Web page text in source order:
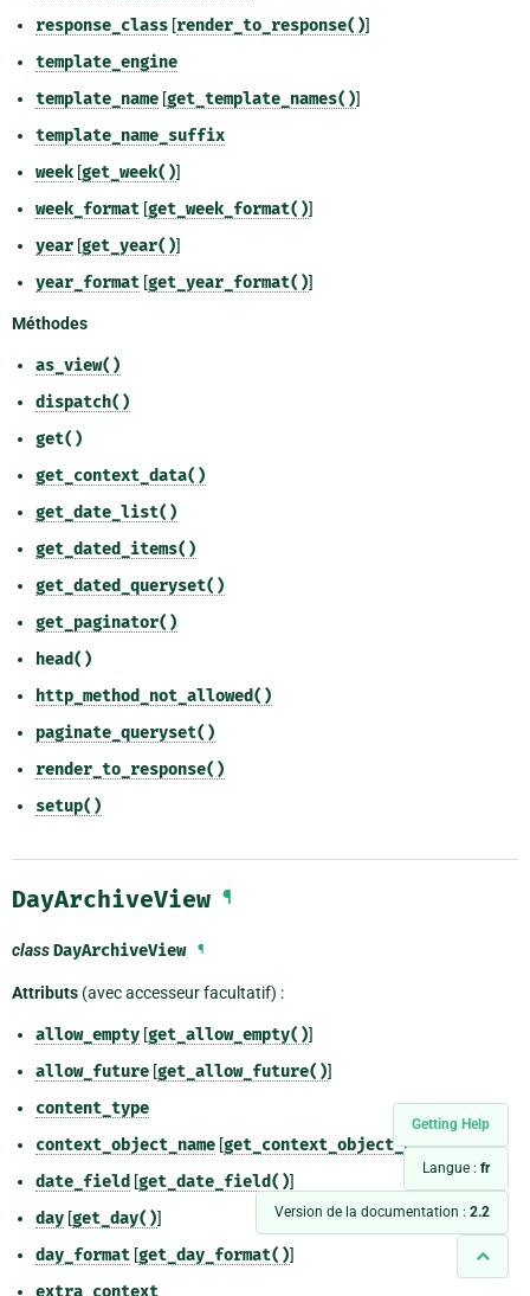
Getting Help
Langue : fr
Version de la documentation : 2.2
response_class [render_to_response()]
template_engine
template_name [get_template_names()]
template_name_suffix
week [get_week()]
week_format [get_week_format()]
year [get_year()]
year_format [get_year_format()]
Méthodes
as_view()
dispatch()
get()
get_context_data()
get_date_list()
get_dated_items()
get_dated_queryset()
get_paginator()
head()
http_method_not_allowed()
paginate_queryset()
render_to_response()
setup()
DayArchiveView ¶
classDayArchiveView ¶
Attributs (avec accesseur facultatif) :
allow_empty [get_allow_empty()]
allow_future [get_allow_future()]
content_type
context_object_name [get_context_object_name()]
date_field [get_date_field()]
day [get_day()]
day_format [get_day_format()]
extra_context